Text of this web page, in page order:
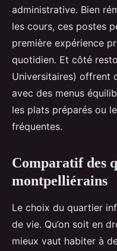
administrative. Bien
les cours, ces postes
première expérience
quotidien. Et côté
Universitaires) offrent
avec des menus
les plats préparés ou
fréquentes.
Comparatif des
montpelliérains
Le choix du quartier
de vie. Qu’on soit en
mieux vaut habiter à